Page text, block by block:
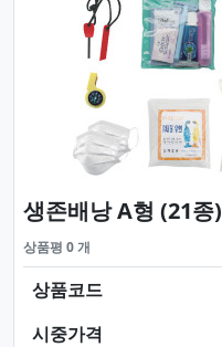
생존배낭 A형 (21종)
상품평 0 개
상품코드
시중가격